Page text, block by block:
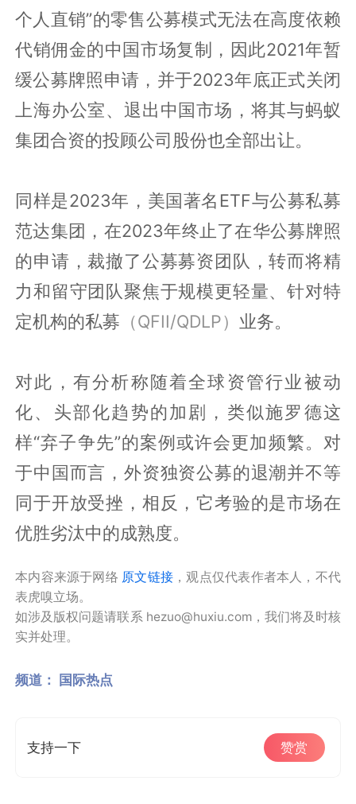
个人直销”的零售公募模式无法在高度依赖
代销佣金的中国市场复制，因此2021年暂
缓公募牌照申请，并于2023年底正式关闭
上海办公室、退出中国市场，将其与蚂蚁
集团合资的投顾公司股份也全部出让。
同样是2023年，美国著名ETF与公募私募
范达集团，在2023年终止了在华公募牌照
的申请，裁撤了公募募资团队，转而将精
力和留守团队聚焦于规模更轻量、针对特
定机构的私募 （QFII/QDLP） 业务。
对此，有分析称随着全球资管行业被动
化、头部化趋势的加剧，类似施罗德这
样“弃子争先”的案例或许会更加频繁。对
于中国而言，外资独资公募的退潮并不等
同于开放受挫，相反，它考验的是市场在
优胜劣汰中的成熟度。
本内容来源于网络 原文链接 ，观点仅代表作者本人，不代
表虎嗅立场。
如涉及版权问题请联系 hezuo@huxiu.com，我们将及时核
实并处理。
频道： 国际热点
支持一下 赞赏